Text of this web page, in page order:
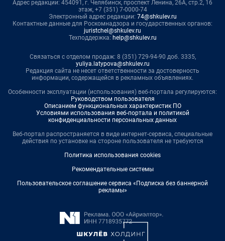
Адрес редакции: 454091, г. Челябинск, проспект Ленина, 26А, стр.2, 16
этаж, +7 (351) 7-0000-74
Электронный адрес редакции: 74@shkulev.ru
Контактные данные для Роскомнадзора и государственных органов:
juristchel@shkulev.ru
Техподдержка: help@shkulev.ru
Связаться с отделом продаж: 8 (351) 729-94-90 доб. 3335,
yuliya.latypova@shkulev.ru
Редакция сайта не несет ответственности за достоверность
информации, содержащейся в рекламных объявлениях.
Особенности эксплуатации (использования) веб-портала регулируются:
Руководством пользователя
Описанием функциональных характеристик ПО
Условиями использования веб-портала и политикой
конфиденциальности персональных данных
Веб-портал распространяется в виде интернет-сервиса, специальные
действия по установке на стороне пользователя не требуются
Политика использования cookies
Рекомендательные системы
Пользовательское соглашение сервиса «Подписка без баннерной
рекламы»